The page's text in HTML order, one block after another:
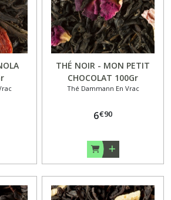
THÉ NOIR - MON PETIT
CHOCOLAT 100Gr
Thé Dammann En Vrac
6€90